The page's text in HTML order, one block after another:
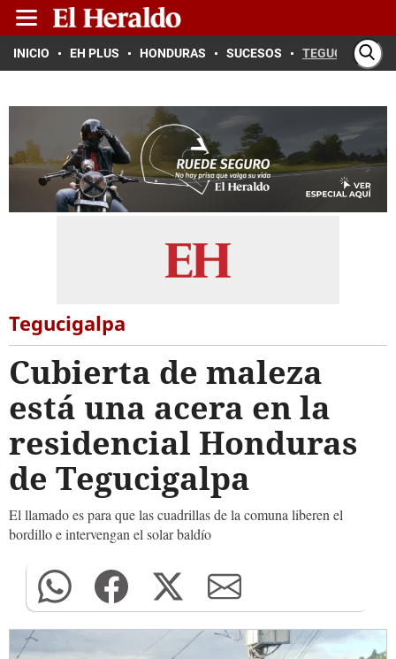
INICIO EH PLUS HONDURAS SUCESOS TEGUCIGALPA
Tegucigalpa
Cubierta de maleza
está una acera en la
residencial Honduras
de Tegucigalpa
El llamado es para que las cuadrillas de la comuna liberen el
bordillo e intervengan el solar baldío